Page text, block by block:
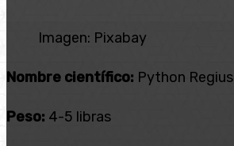
Imagen: Pixabay
Nombre científico: Python Regius
Peso: 4-5 libras